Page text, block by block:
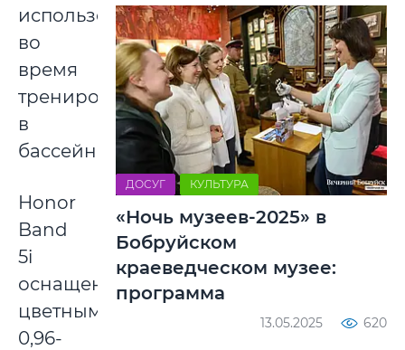
использовано
во
время
тренировок
в
бассейне.
Honor
Band
5i
оснащен
цветным
0,96-
ДОСУГ КУЛЬТУРА
«Ночь музеев-2025» в
Бобруйском
краеведческом музее:
программа
13.05.2025 620